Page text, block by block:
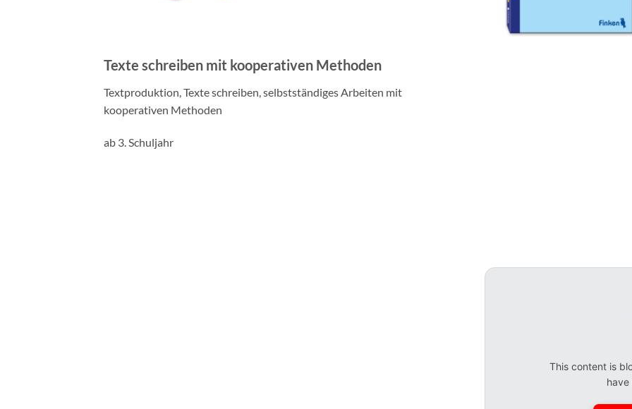
Texte schreiben mit kooperativen Methoden
Textproduktion, Texte schreiben, selbstständiges Arbeiten mit
kooperativen Methoden
ab 3. Schuljahr
This content is